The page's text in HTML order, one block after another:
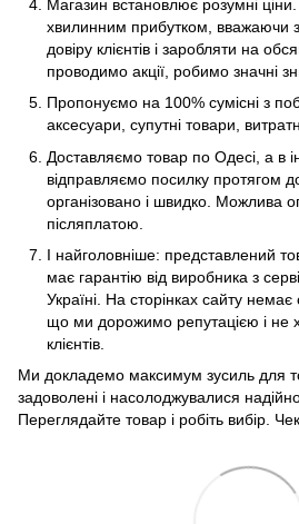
Магазин встановлює розумні
хвилинним прибутком, вважаючи
довіру клієнтів і заробляти на
проводимо акції, робимо значні
Пропонуємо на 100% сумісні з
аксесуари, супутні товари,
Доставляємо товар по Одесі, а в
відправляємо посилку протягом
організовано і швидко. Можлива
післяплатою.
І найголовніше: представлений
має гарантію від виробника з
Україні. На сторінках сайту немає
що ми дорожимо репутацією і не
клієнтів.
Ми докладемо максимум зусиль для
задоволені і насолоджувалися
Переглядайте товар і робіть вибір.